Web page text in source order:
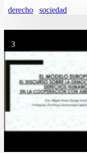
derecho sociedad
3